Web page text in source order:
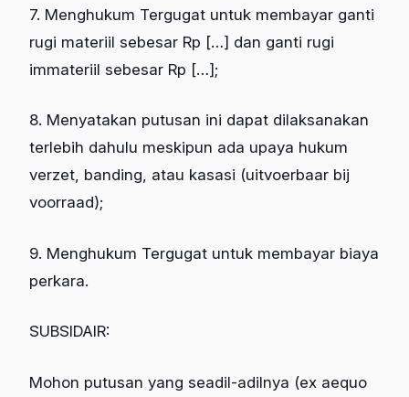
7. Menghukum Tergugat untuk membayar ganti
rugi materiil sebesar Rp […] dan ganti rugi
immateriil sebesar Rp […];
8. Menyatakan putusan ini dapat dilaksanakan
terlebih dahulu meskipun ada upaya hukum
verzet, banding, atau kasasi (uitvoerbaar bij
voorraad);
9. Menghukum Tergugat untuk membayar biaya
perkara.
SUBSIDAIR:
Mohon putusan yang seadil-adilnya (ex aequo